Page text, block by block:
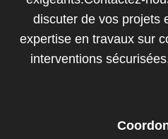
discuter de vos projets
expertise en travaux sur
interventions